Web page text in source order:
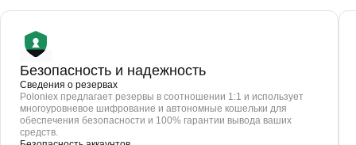
Безопасность и надежность
Сведения о резервах
Poloniex предлагает резервы в соотношении 1:1 и использует
многоуровневое шифрование и автономные кошельки для
обеспечения безопасности и 100% гарантии вывода ваших
средств.